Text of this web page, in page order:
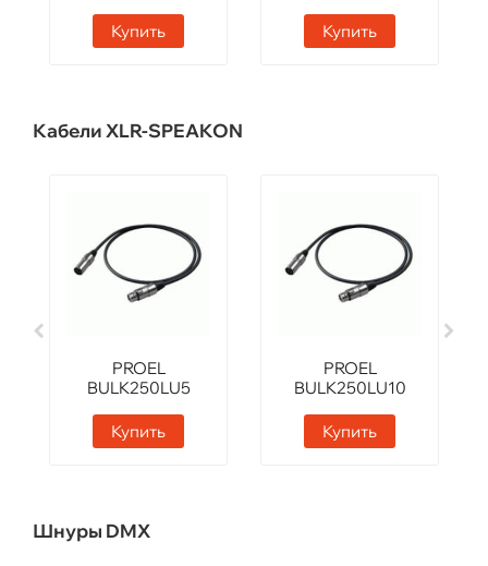
Купить Купить
Кабели XLR-SPEAKON
PROEL
BULK250LU5
Купить
PROEL
BULK250LU10
Купить
Шнуры DMX